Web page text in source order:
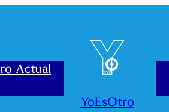
Actual
YoEsOtro